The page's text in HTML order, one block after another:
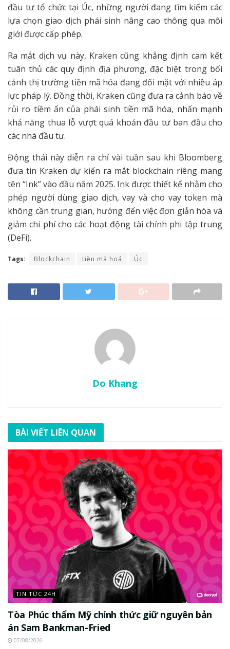
đầu tư tổ chức tại Úc, những người đang tìm kiếm các
lựa chọn giao dịch phái sinh nâng cao thông qua môi
giới được cấp phép.
Ra mắt dịch vụ này, Kraken cũng khẳng định cam kết
tuân thủ các quy định địa phương, đặc biệt trong bối
cảnh thị trường tiền mã hóa đang đối mặt với nhiều áp
lực pháp lý. Đồng thời, Kraken cũng đưa ra cảnh báo về
rủi ro tiềm ẩn của phái sinh tiền mã hóa, nhấn mạnh
khả năng thua lỗ vượt quá khoản đầu tư ban đầu cho
các nhà đầu tư.
Động thái này diễn ra chỉ vài tuần sau khi Bloomberg
đưa tin Kraken dự kiến ra mắt blockchain riêng mang
tên “Ink” vào đầu năm 2025. Ink được thiết kế nhằm cho
phép người dùng giao dịch, vay và cho vay token mà
không cần trung gian, hướng đến việc đơn giản hóa và
giảm chi phí cho các hoạt động tài chính phi tập trung
(DeFi).
Tags: Blockchain tiền mã hoá Úc
Do Khang
BÀI VIẾT LIÊN QUAN
TIN TỨC 24H
Tòa Phúc thẩm Mỹ chính thức giữ nguyên bản
án Sam Bankman-Fried
07/08/2026